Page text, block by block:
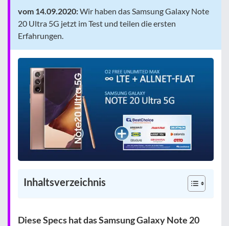
vom 14.09.2020:Wir haben das Samsung Galaxy Note
20 Ultra 5G jetzt im Test und teilen die ersten
Erfahrungen.
Inhaltsverzeichnis
Diese Specs hat das Samsung Galaxy Note 20